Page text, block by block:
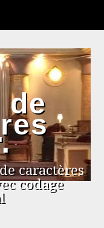
de
caractères
codage